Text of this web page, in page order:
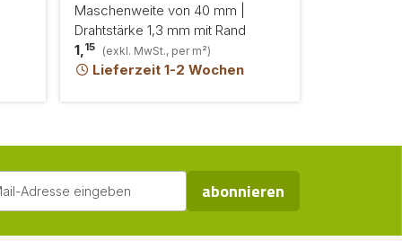
Maschenweite von 40 mm |
Drahtstärke 1,3 mm mit Rand
1,15 (exkl. MwSt., per m²)
Lieferzeit 1-2 Wochen
abonnieren